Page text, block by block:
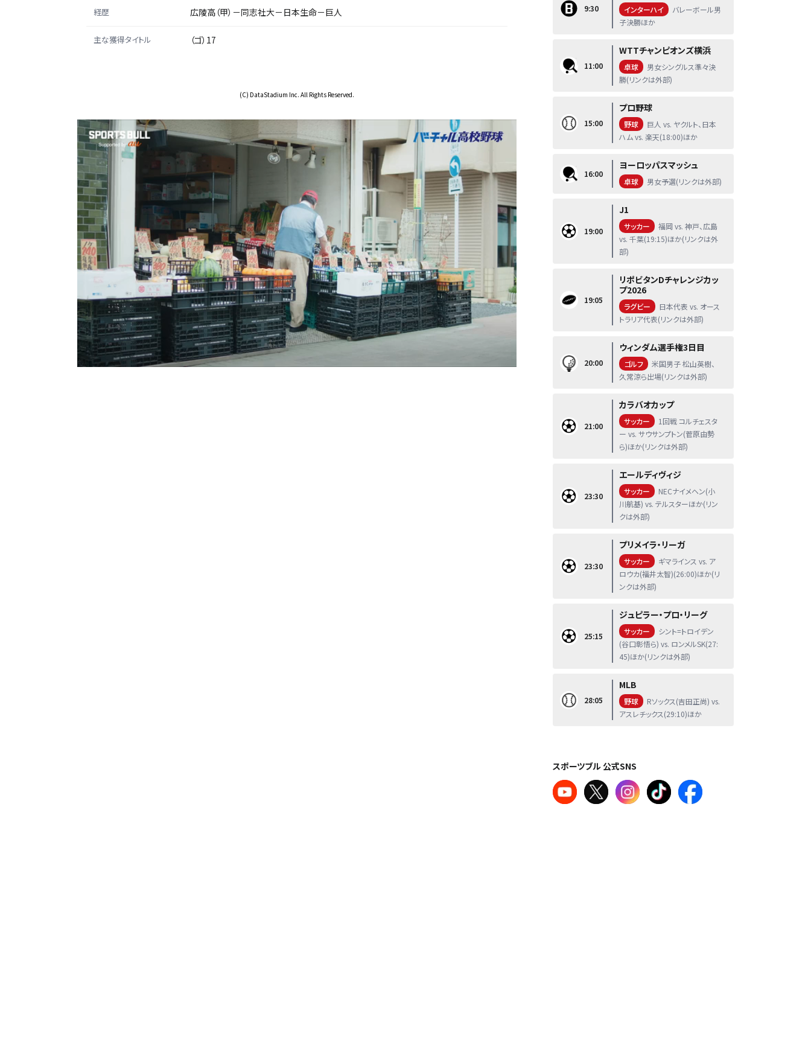
経歴 広陵高（甲）－同志社大－日本生命－巨人
主な獲得タイトル （ゴ）17
(C) DataStadium Inc. All Rights Reserved.
9:30 インターハイ
バレーボール男
子決勝ほか
11:00
WTTチャンピオンズ横浜
卓球
男女シングルス準々決
勝(リンクは外部)
15:00
プロ野球
野球
巨人 vs. ヤクルト、日本
ハム vs. 楽天(18:00)ほか
16:00
ヨーロッパスマッシュ
卓球 男女予選(リンクは外部)
19:00
J1
サッカー
福岡 vs. 神戸、広島
vs. 千葉(19:15)ほか(リンクは外
部)
19:05
リポビタンDチャレンジカッ
プ2026
ラグビー
日本代表 vs. オース
トラリア代表(リンクは外部)
20:00
ウィンダム選手権3日目
ゴルフ
米国男子 松山英樹、
久常涼ら出場(リンクは外部)
21:00
カラバオカップ
サッカー
1回戦 コルチェスタ
ー vs. サウサンプトン(菅原由勢
ら)ほか(リンクは外部)
23:30
エールディヴィジ
サッカー
NECナイメヘン(小
川航基) vs. テルスターほか(リン
クは外部)
23:30
プリメイラ・リーガ
サッカー
ギマラインス vs. ア
ロウカ(福井太智)(26:00)ほか(リ
ンクは外部)
25:15
ジュピラー・プロ・リーグ
サッカー
シント=トロイデン
(谷口彰悟ら) vs. ロンメルSK(27:
45)ほか(リンクは外部)
28:05
MLB
野球
Rソックス(吉田正尚) vs.
アスレチックス(29:10)ほか
スポーツブル 公式SNS